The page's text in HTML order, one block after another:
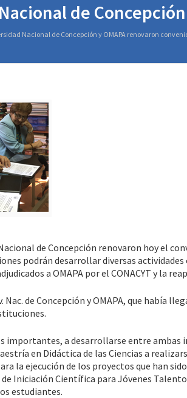
de
Nacional de Concepción y OMAPA renovaron
de Concepción renovaron hoy el
podrán desarrollar diversas
a OMAPA por el CONACYT y la
de Concepción y OMAPA, que había
importantes, a desarrollarse entre ambas
en Didáctica de las Ciencias a
la ejecución de los proyectos que han
Iniciación Científica para Jóvenes
estudiantes.